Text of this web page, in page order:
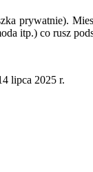
prywatnie).
itp.) co rusz
lipca 2025 r.